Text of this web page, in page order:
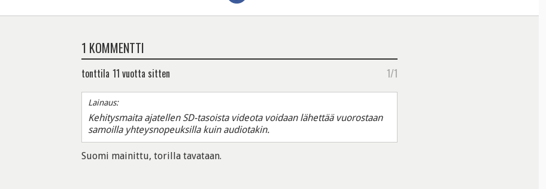
1 KOMMENTTI
tonttila 11 vuotta sitten 1/1
Lainaus:
Kehitysmaita ajatellen SD-tasoista videota voidaan lähettää vuorostaan
samoilla yhteysnopeuksilla kuin audiotakin.
Suomi mainittu, torilla tavataan.